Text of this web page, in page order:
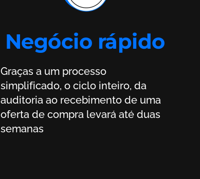
Negócio rápido
Graças a um processo
simplificado, o ciclo inteiro, da
auditoria ao recebimento de uma
oferta de compra levará até duas
semanas